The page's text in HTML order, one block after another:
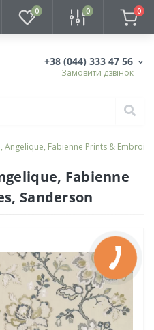
0 0 0
+38 (044) 333 47 56
Замовити дзвінок
Angelique, Fabienne Prints &
Fabienne
Sanderson